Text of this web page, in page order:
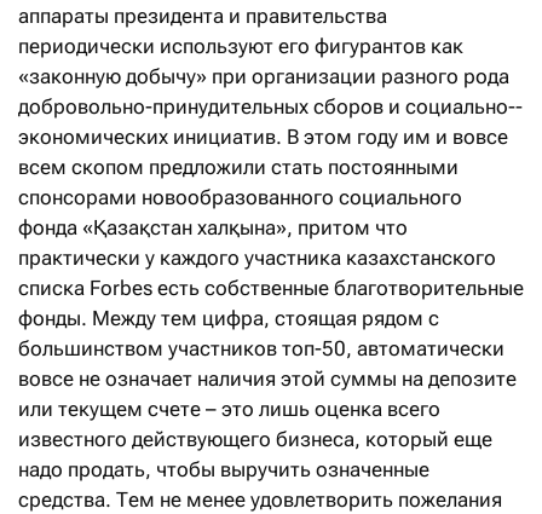
аппараты президента и правительства
периодически используют его фигурантов как
«законную добычу» при организации разного рода
добровольно-­принудительных сборов и социально-­
экономических инициатив. В этом году им и вовсе
всем скопом предложили стать постоянными
спонсорами новообразованного социального
фонда «Қазақстан халқына», притом что
практически у каждого участника казахстанского
списка Forbes есть собственные благотворительные
фонды. Между тем цифра, стоящая рядом с
большинством участников топ-50, автоматически
вовсе не означает наличия этой суммы на депозите
или текущем счете – это лишь оценка всего
известного действующего бизнеса, который еще
надо продать, чтобы выручить означенные
средства. Тем не менее удовлетворить пожелания